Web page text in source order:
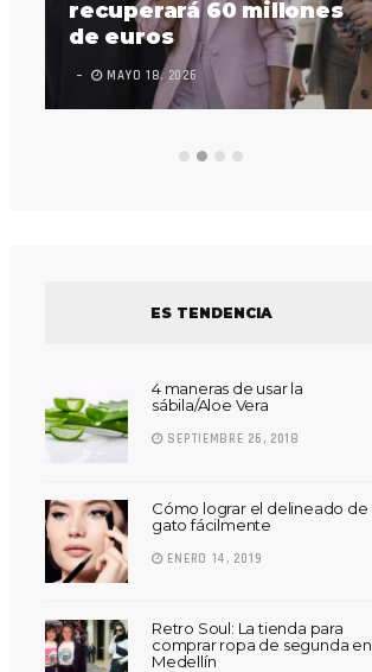
Súper Bowl
LEAVE A COMMENT FEBRERO 17, 2023
ES TENDENCIA
4 maneras de usar la
sábila/Aloe Vera
SEPTIEMBRE 26, 2018
Cómo lograr el delineado de
gato fácilmente
ENERO 14, 2019
Retro Soul: La tienda para
comprar ropa de segunda en
Medellín